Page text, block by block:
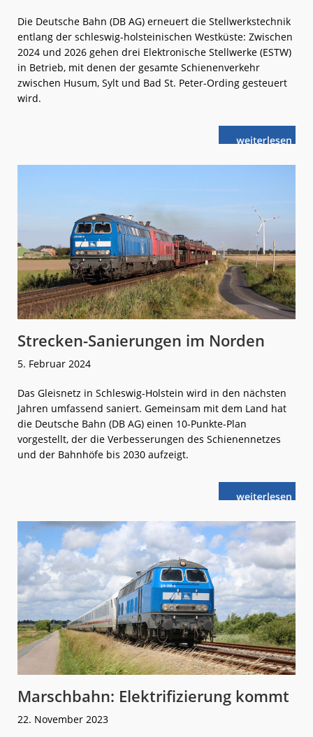
Die Deutsche Bahn (DB AG) erneuert die Stellwerkstechnik
entlang der schleswig-holsteinischen Westküste: Zwischen
2024 und 2026 gehen drei Elektronische Stellwerke (ESTW)
in Betrieb, mit denen der gesamte Schienenverkehr
zwischen Husum, Sylt und Bad St. Peter-Ording gesteuert
wird.
weiterlese
nMarschbahn:
Strecken-Sanierungen im Norden
5. Februar 2024
Das Gleisnetz in Schleswig-Holstein wird in den nächsten
Jahren umfassend saniert. Gemeinsam mit dem Land hat
die Deutsche Bahn (DB AG) einen 10-Punkte-Plan
vorgestellt, der die Verbesserungen des Schienennetzes
und der Bahnhöfe bis 2030 aufzeigt.
weiterlese
nStrecken-
Marschbahn: Elektrifizierung kommt
22. November 2023